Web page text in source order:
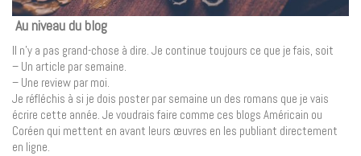
Au niveau du blog
Il n’y a pas grand-chose à dire. Je continue toujours ce que je fais, soit
– Un article par semaine.
– Une review par moi.
Je réfléchis à si je dois poster par semaine un des romans que je vais
écrire cette année. Je voudrais faire comme ces blogs Américain ou
Coréen qui mettent en avant leurs œuvres en les publiant directement
en ligne.